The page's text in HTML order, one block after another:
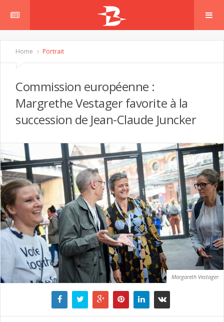
Home Portrait
Commission européenne :
Margrethe Vestager favorite à la
succession de Jean-Claude Juncker
Margareth Vestager